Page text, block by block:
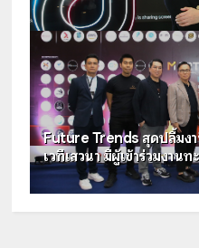
Future Trends สุดปลื้มง
เวทีเสวนา มีผู้เข้าร่วมงาน